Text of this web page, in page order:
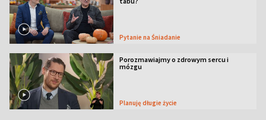
Pytanie na Śniadanie
Porozmawiajmy o zdrowym sercu i
mózgu
Planuję długie życie